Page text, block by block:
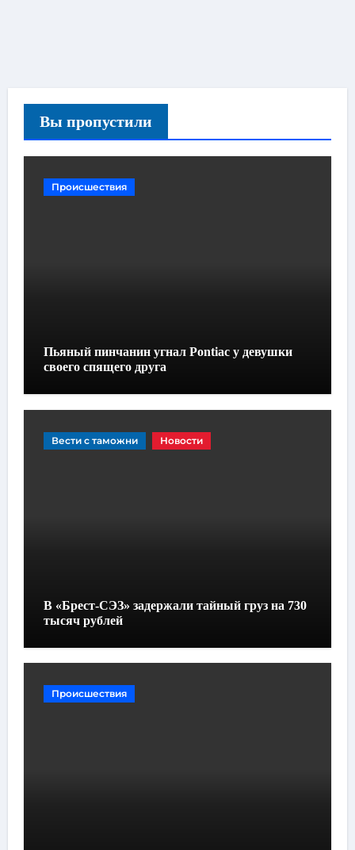
Вы пропустили
Происшествия
Пьяный пинчанин угнал Pontiac у девушки
своего спящего друга
Вести с таможни Новости
В «Брест-СЭЗ» задержали тайный груз на 730
тысяч рублей
Происшествия